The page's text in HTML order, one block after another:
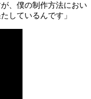
、僕の制作方法におい
しているんです」